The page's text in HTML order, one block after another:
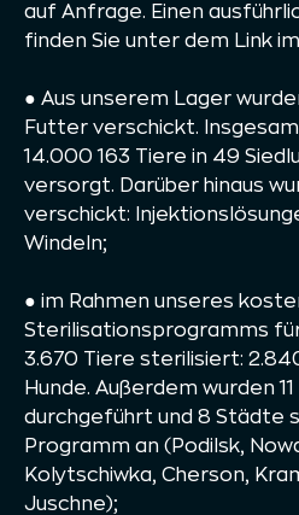
auf Anfrage. Einen
finden Sie unter dem Link
● Aus unserem Lager
Futter verschickt.
14.000 163 Tiere in 49
versorgt. Darüber hinaus
verschickt:
Windeln;
● im Rahmen unseres
Sterilisationsprogramms
3.670 Tiere sterilisiert:
Hunde. Außerdem wurden
durchgeführt und 8 Städte
Programm an (Podilsk,
Kolytschiwka, Cherson,
Juschne);